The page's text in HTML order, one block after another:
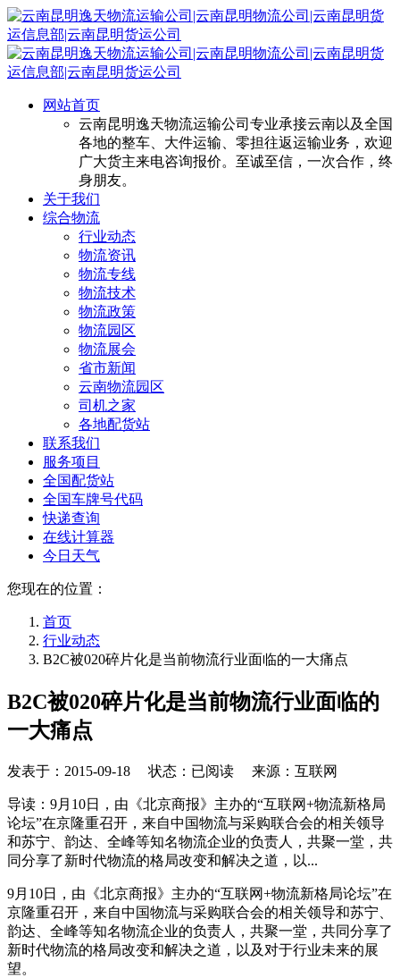
网站首页
云南昆明逸天物流运输公司专业承接云南以及全国
各地的整车、大件运输、零担往返运输业务，欢迎
广大货主来电咨询报价。至诚至信，一次合作，终
身朋友。
关于我们
综合物流
行业动态
物流资讯
物流专线
物流技术
物流政策
物流园区
物流展会
省市新闻
云南物流园区
司机之家
各地配货站
联系我们
服务项目
全国配货站
全国车牌号代码
快递查询
在线计算器
今日天气
您现在的位置：
首页
行业动态
B2C被020碎片化是当前物流行业面临的一大痛点
B2C被020碎片化是当前物流行业面临的
一大痛点
发表于： 2015-09-18 状态：已阅读 来源：互联网
导读：9月10日，由《北京商报》主办的“互联网+物流新格局
论坛”在京隆重召开，来自中国物流与采购联合会的相关领导
和苏宁、韵达、全峰等知名物流企业的负责人，共聚一堂，共
同分享了新时代物流的格局改变和解决之道，以...
9月10日，由《北京商报》主办的“互联网+物流新格局论坛”在
京隆重召开，来自中国物流与采购联合会的相关领导和苏宁、
韵达、全峰等知名物流企业的负责人，共聚一堂，共同分享了
新时代物流的格局改变和解决之道，以及对于行业未来的展
望。